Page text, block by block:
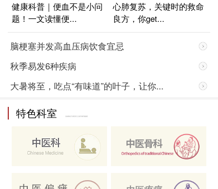
健康科普｜便血不是小问
题！一文读懂便...
心肺复苏，关键时的救命
良方，你get...
脑梗塞并发高血压病饮食宜忌
秋季易发6种疾病
大暑将至，吃点“有味道”的叶子，让你...
特色科室 CHARACTERISTIC DEPARTMENT